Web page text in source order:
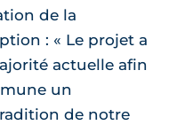
de la
: « Le projet a
actuelle afin
un
de notre